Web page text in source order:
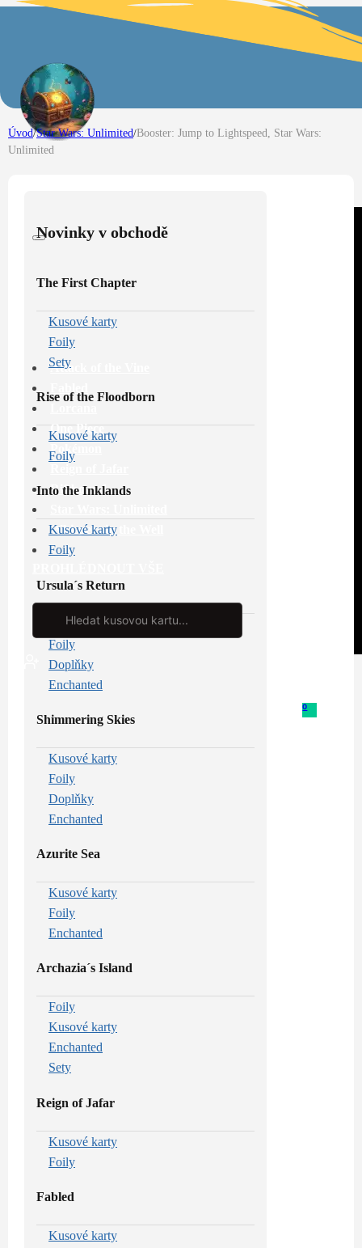
Attack of the Vine
One Piece
Pokémon
Riftbound
Whispers in the Well
Search
0
Úvod/Star Wars: Unlimited/Booster: Jump to Lightspeed, Star Wars:
Unlimited
Novinky v obchodě
The First Chapter
Kusové karty
Foily
Sety
Rise of the Floodborn
Kusové karty
Foily
Into the Inklands
Kusové karty
Foily
Ursula´s Return
Kusové karty
Foily
Doplňky
Enchanted
Shimmering Skies
Kusové karty
Foily
Doplňky
Enchanted
Azurite Sea
Kusové karty
Foily
Enchanted
Archazia´s Island
Foily
Kusové karty
Enchanted
Sety
Reign of Jafar
Kusové karty
Foily
Fabled
Kusové karty